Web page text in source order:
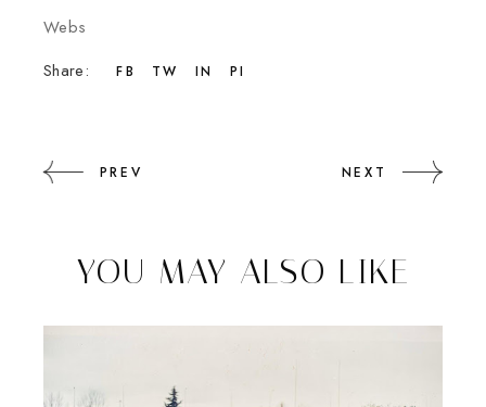
Webs
Share:
FB TW IN PI
PREV NEXT
YOU MAY ALSO LIKE